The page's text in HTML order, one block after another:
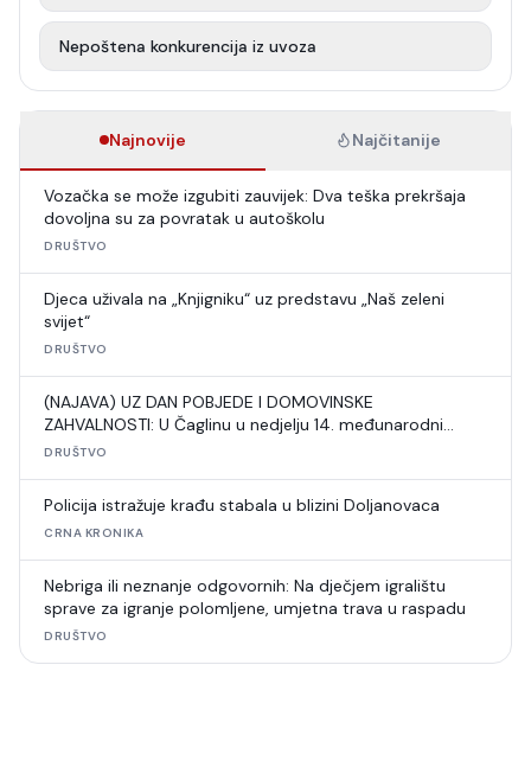
Nepoštena konkurencija iz uvoza
Najnovije Najčitanije
Vozačka se može izgubiti zauvijek: Dva teška prekršaja
dovoljna su za povratak u autoškolu
DRUŠTVO
Djeca uživala na „Knjigniku“ uz predstavu „Naš zeleni
svijet“
DRUŠTVO
(NAJAVA) UZ DAN POBJEDE I DOMOVINSKE
ZAHVALNOSTI: U Čaglinu u nedjelju 14. međunarodni
šahovski turnir
DRUŠTVO
Policija istražuje krađu stabala u blizini Doljanovaca
CRNA KRONIKA
Nebriga ili neznanje odgovornih: Na dječjem igralištu
sprave za igranje polomljene, umjetna trava u raspadu
DRUŠTVO